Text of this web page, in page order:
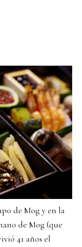
de Mog y en la
de Mog (que
41 años el